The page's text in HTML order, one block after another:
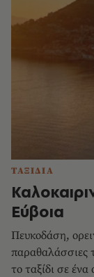
ΤΑΞΙΔΙΑ
Εύβοια
Πευκοδάση,
παραθαλάσσιες
το ταξίδι σε